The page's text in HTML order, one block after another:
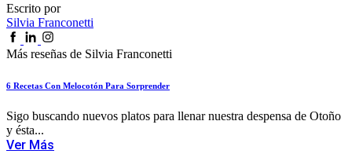
Escrito por
Silvia Franconetti
Más reseñas de Silvia Franconetti
6 Recetas Con Melocotón Para Sorprender
Sigo buscando nuevos platos para llenar nuestra despensa de Otoño
y ésta...
Ver Más